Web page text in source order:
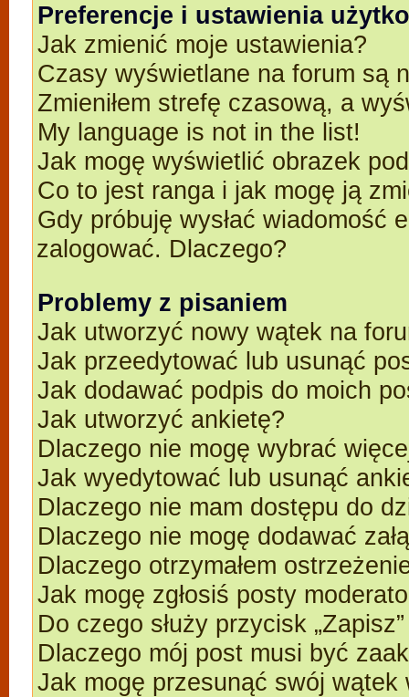
Preferencje i ustawienia
Jak zmienić moje ustawienia?
Czasy wyświetlane na forum są
Zmieniłem strefę czasową, a
My language is not in the list!
Jak mogę wyświetlić obrazek
Co to jest ranga i jak mogę ją
Gdy próbuję wysłać wiadomość
zalogować. Dlaczego?
Problemy z pisaniem
Jak utworzyć nowy wątek na
Jak przeedytować lub usunąć
Jak dodawać podpis do moich
Jak utworzyć ankietę?
Dlaczego nie mogę wybrać
Jak wyedytować lub usunąć
Dlaczego nie mam dostępu do
Dlaczego nie mogę dodawać
Dlaczego otrzymałem
Jak mogę zgłosiś posty
Do czego służy przycisk
Dlaczego mój post musi być
Jak mogę przesunąć swój wątek